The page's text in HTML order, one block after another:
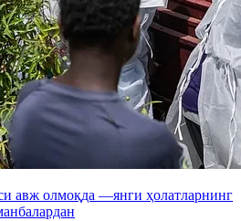
авж олмоқда —янги ҳолатларнинг